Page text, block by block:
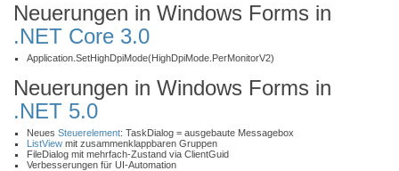
Neuerungen in Windows Forms in
.NET Core 3.0
Application.SetHighDpiMode(HighDpiMode.PerMonitorV2)
Neuerungen in Windows Forms in
.NET 5.0
Neues Steuerelement: TaskDialog = ausgebaute Messagebox
ListView mit zusammenklappbaren Gruppen
FileDialog mit mehrfach-Zustand via ClientGuid
Verbesserungen für UI-Automation